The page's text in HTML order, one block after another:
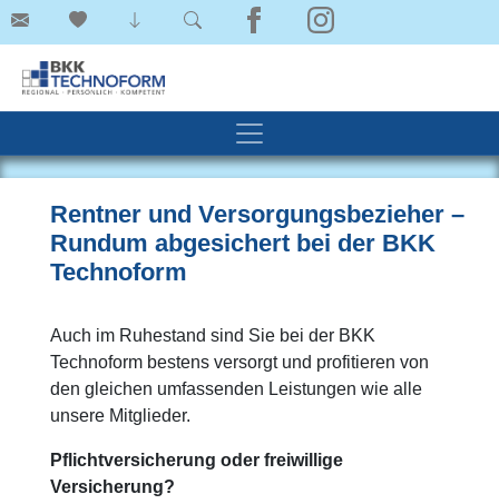
Rentner und Versorgungsbezieher –
Rundum abgesichert bei der BKK
Technoform
Auch im Ruhestand sind Sie bei der BKK
Technoform bestens versorgt und profitieren von
den gleichen umfassenden Leistungen wie alle
unsere Mitglieder.
Pflichtversicherung oder freiwillige
Versicherung?